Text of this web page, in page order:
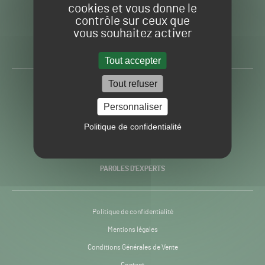
cookies et vous donne le
contrôle sur ceux que
vous souhaitez activer
Tout accepter
Tout refuser
Personnaliser
Politique de confidentialité
Gazon
Sport
H24
-
Toute l’info autour du
PRATIQUES
PAROLES D’EXPERTS
Politique de confidentialité
Mentions légales
Conditions Générales de Vente